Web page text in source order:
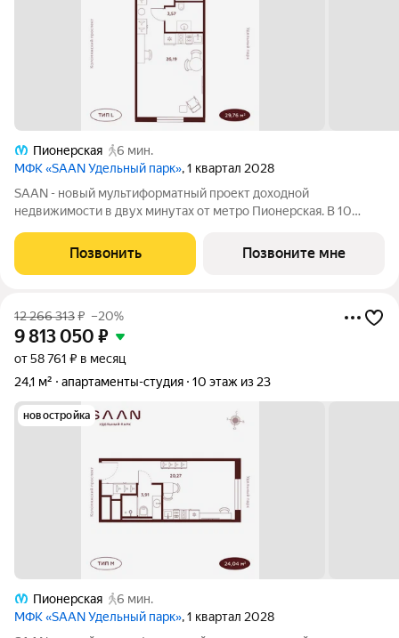
Пионерская
6 мин.
МФК «SAAN Удельный парк», 1 квартал 2028
SAAN - новый мультиформатный проект доходной
недвижимости в двух минутах от метро Пионерская. В 10
представлены различные варианты: от компактных студий до
просторных резиденций с панорамными
Позвонить Позвоните мне
12 266 313₽ –20%
9 813 050 ₽
от 58 761 ₽ в месяц
24,1 м²
апартаменты-студия 10 этаж из 23
новостройка
Пионерская
6 мин.
МФК «SAAN Удельный парк», 1 квартал 2028